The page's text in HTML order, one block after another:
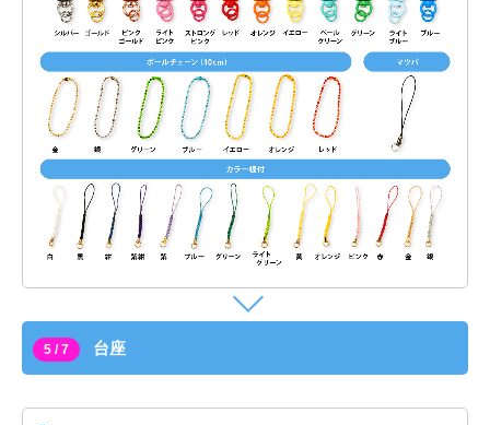
5 / 7 台座